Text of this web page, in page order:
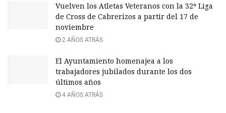
Vuelven los Atletas Veteranos con la 32ª Liga
de Cross de Cabrerizos a partir del 17 de
noviembre
2 AÑOS ATRÁS
El Ayuntamiento homenajea a los
trabajadores jubilados durante los dos
últimos años
4 AÑOS ATRÁS